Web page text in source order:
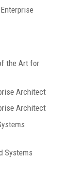
the Art for
Architect
Architect
Systems